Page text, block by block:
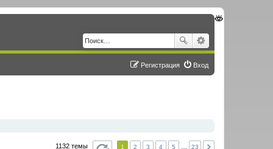
Вход
Регистрация
1132 темы 1 2 3 4 5 23